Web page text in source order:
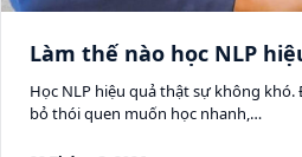
Làm thế nào học NLP
Học NLP hiệu quả thật sự không
bỏ thói quen muốn học nhanh,…